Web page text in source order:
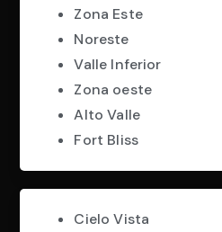
Zona Este
Noreste
Valle Inferior
Zona oeste
Alto Valle
Fort Bliss
Cielo Vista